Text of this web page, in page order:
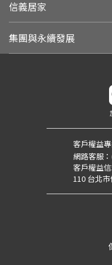
信義居家
集團與永續發展
客戶權益
網路客服：
客戶權益信
110 台北